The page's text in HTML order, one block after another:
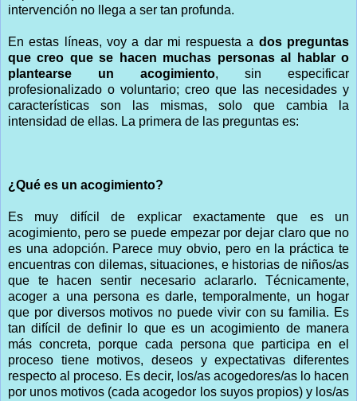
intervención no llega a ser tan profunda.
En estas líneas, voy a dar mi respuesta a dos preguntas
que creo que se hacen muchas personas al hablar o
plantearse un acogimiento, sin especificar
profesionalizado o voluntario; creo que las necesidades y
características son las mismas, solo que cambia la
intensidad de ellas. La primera de las preguntas es:
¿Qué es un acogimiento?
Es muy difícil de explicar exactamente que es un
acogimiento, pero se puede empezar por dejar claro que no
es una adopción. Parece muy obvio, pero en la práctica te
encuentras con dilemas, situaciones, e historias de niños/as
que te hacen sentir necesario aclararlo. Técnicamente,
acoger a una persona es darle, temporalmente, un hogar
que por diversos motivos no puede vivir con su familia. Es
tan difícil de definir lo que es un acogimiento de manera
más concreta, porque cada persona que participa en el
proceso tiene motivos, deseos y expectativas diferentes
respecto al proceso. Es decir, los/as acogedores/as lo hacen
por unos motivos (cada acogedor los suyos propios) y los/as